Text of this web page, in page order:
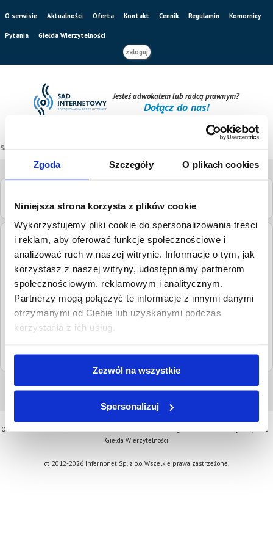
Zgoda Szczegóły O plikach cookies
Niniejsza strona korzysta z plików cookie
Wykorzystujemy pliki cookie do spersonalizowania treści
i reklam, aby oferować funkcje społecznościowe i
analizować ruch w naszej witrynie. Informacje o tym, jak
korzystasz z naszej witryny, udostępniamy partnerom
społecznościowym, reklamowym i analitycznym.
Partnerzy mogą połączyć te informacje z innymi danymi
otrzymanymi od Ciebie lub uzyskanymi podczas
korzystania z ich usług.
Zezwól na wszystkie
Spersonalizuj
O serwisie Aktualności Oferta Kontakt Cennik Regulamin Komornicy
Pytania
Giełda Wierzytelności
zaloguj
Jesteś adwokatem lub radcą prawnym?
Dołącz do nas!
Sąd internetowy
Sąd Rejonowy w Kartuzach
Adres: Kościuszki 26, 83-300 Kartuzy
Numery
kontaktowe:
tel. 58 694 94 09
Adresy email: boi@kartuzy.sr.gov.pl
Strona www: kartuzy.sr.gov.pl
O serwisie
Pytania
Giełda Wierzytelności
© 2012-2026 Infernonet Sp. z o.o. Wszelkie prawa zastrzeżone.